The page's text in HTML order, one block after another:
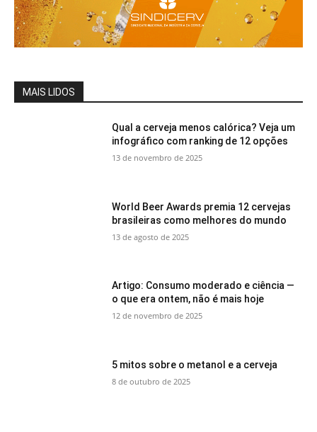
MAIS LIDOS
Qual a cerveja menos calórica? Veja um
infográfico com ranking de 12 opções
13 de novembro de 2025
World Beer Awards premia 12 cervejas
brasileiras como melhores do mundo
13 de agosto de 2025
Artigo: Consumo moderado e ciência —
o que era ontem, não é mais hoje
12 de novembro de 2025
5 mitos sobre o metanol e a cerveja
8 de outubro de 2025